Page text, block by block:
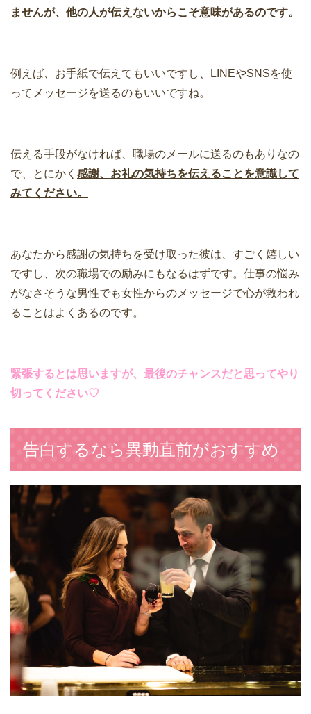
ませんが、他の人が伝えないからこそ意味があるのです。
例えば、お手紙で伝えてもいいですし、LINEやSNSを使
ってメッセージを送るのもいいですね。
伝える手段がなければ、職場のメールに送るのもありなの
で、とにかく 感謝、お礼の気持ちを伝えることを意識して
みてください。
あなたから感謝の気持ちを受け取った彼は、すごく嬉しい
ですし、次の職場での励みにもなるはずです。仕事の悩み
がなさそうな男性でも女性からのメッセージで心が救われ
ることはよくあるのです。
緊張するとは思いますが、最後のチャンスだと思ってやり
切ってください♡
告白するなら異動直前がおすすめ